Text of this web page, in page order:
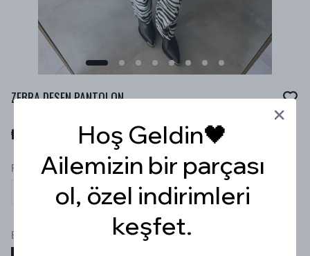
ZEBRA DESEN PANTOLON
₺ 999.99
RENK
Beden
Hoş Geldin🖤
Ailemizin bir parçası
ol, özel indirimleri
keşfet.